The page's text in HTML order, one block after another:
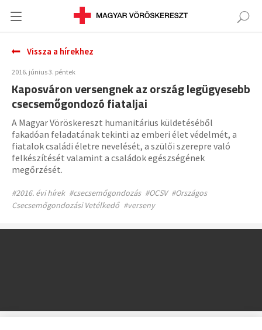
Vissza a hírekhez
2016. június 3. péntek
Kaposváron versengnek az ország legügyesebb
csecsemőgondozó fiataljai
A Magyar Vöröskereszt humanitárius küldetéséből
fakadóan feladatának tekinti az emberi élet védelmét, a
fiatalok családi életre nevelését, a szülői szerepre való
felkészítését valamint a családok egészségének
megőrzését.
#2016. évi hírek #csecsemőgondozás #OCSV #Országos
Csecsemőgondozási Vetélkedő #verseny